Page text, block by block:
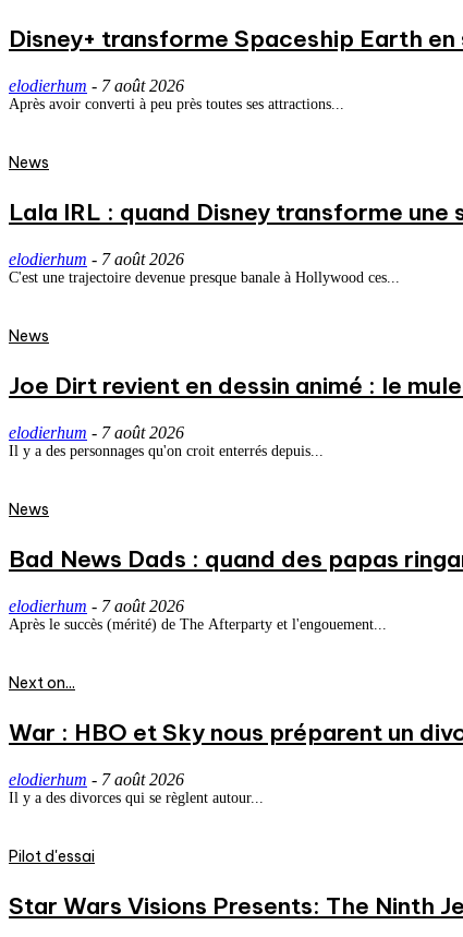
Disney+ transforme Spaceship Earth
elodierhum - 7 août 2026
Après avoir converti à peu près toutes ses attractions...
News
Lala IRL : quand Disney transforme
elodierhum - 7 août 2026
C'est une trajectoire devenue presque banale à Hollywood ces...
News
Joe Dirt revient en dessin animé : le
elodierhum - 7 août 2026
Il y a des personnages qu'on croit enterrés depuis...
News
Bad News Dads : quand des papas
elodierhum - 7 août 2026
Après le succès (mérité) de The Afterparty et l'engouement...
Next on...
War : HBO et Sky nous préparent un
elodierhum - 7 août 2026
Il y a des divorces qui se règlent autour...
Pilot d'essai
Star Wars Visions Presents: The Ninth